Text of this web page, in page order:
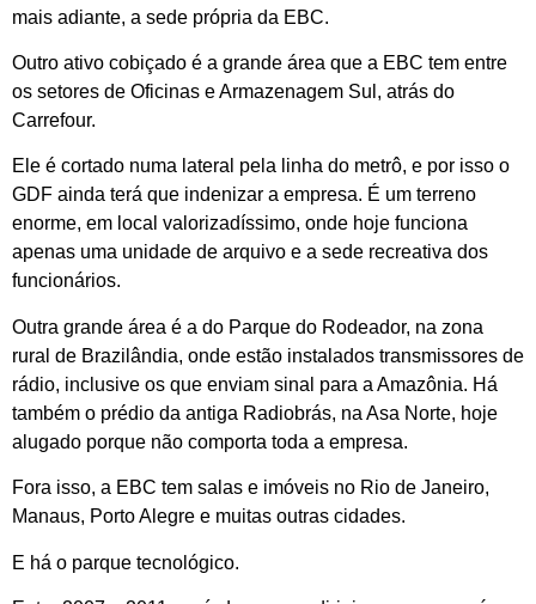
mais adiante, a sede própria da EBC.
Outro ativo cobiçado é a grande área que a EBC tem entre
os setores de Oficinas e Armazenagem Sul, atrás do
Carrefour.
Ele é cortado numa lateral pela linha do metrô, e por isso o
GDF ainda terá que indenizar a empresa. É um terreno
enorme, em local valorizadíssimo, onde hoje funciona
apenas uma unidade de arquivo e a sede recreativa dos
funcionários.
Outra grande área é a do Parque do Rodeador, na zona
rural de Brazilândia, onde estão instalados transmissores de
rádio, inclusive os que enviam sinal para a Amazônia. Há
também o prédio da antiga Radiobrás, na Asa Norte, hoje
alugado porque não comporta toda a empresa.
Fora isso, a EBC tem salas e imóveis no Rio de Janeiro,
Manaus, Porto Alegre e muitas outras cidades.
E há o parque tecnológico.